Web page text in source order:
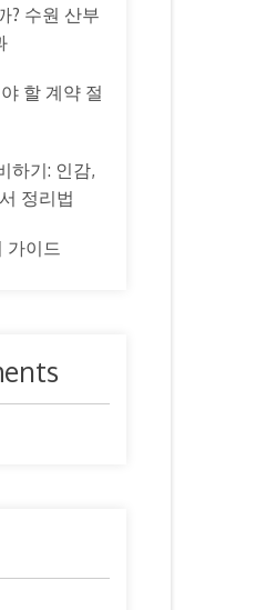
? 수원 산부
할 계약 절
하기: 인감,
정리법
가이드